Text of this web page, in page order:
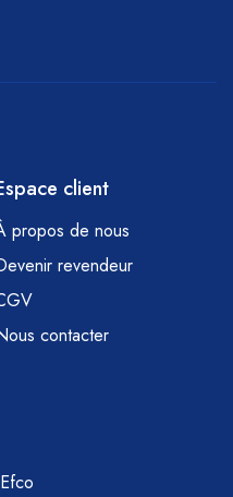
client
propos de nous
revendeur
contacter
Efco